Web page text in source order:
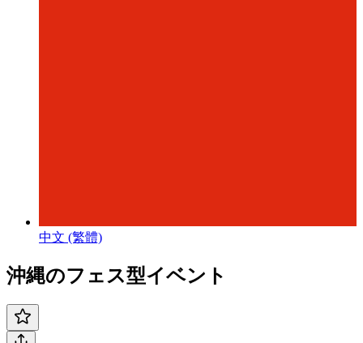
中文 (繁體)
沖縄のフェス型イベント